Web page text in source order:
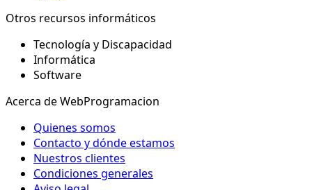
Otros recursos informáticos
Tecnología y Discapacidad
Informática
Software
Acerca de WebProgramacion
Quienes somos
Contacto y dónde estamos
Nuestros clientes
Condiciones generales